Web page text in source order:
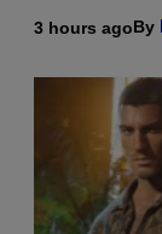
3 hours agoBy